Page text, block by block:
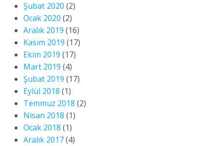
Şubat 2020 (2)
Ocak 2020 (2)
Aralık 2019 (16)
Kasım 2019 (17)
Ekim 2019 (17)
Mart 2019 (4)
Şubat 2019 (17)
Eylül 2018 (1)
Temmuz 2018 (2)
Nisan 2018 (1)
Ocak 2018 (1)
Aralık 2017(4)